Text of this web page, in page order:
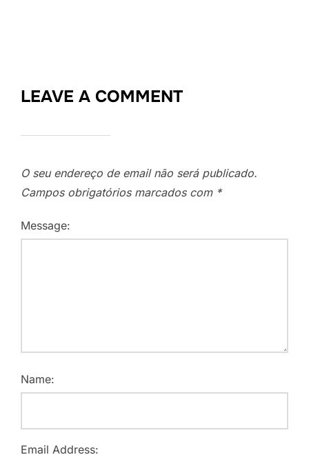
LEAVE A COMMENT
O seu endereço de email não será publicado.
Campos obrigatórios marcados com *
Message:
Name:
Email Address: